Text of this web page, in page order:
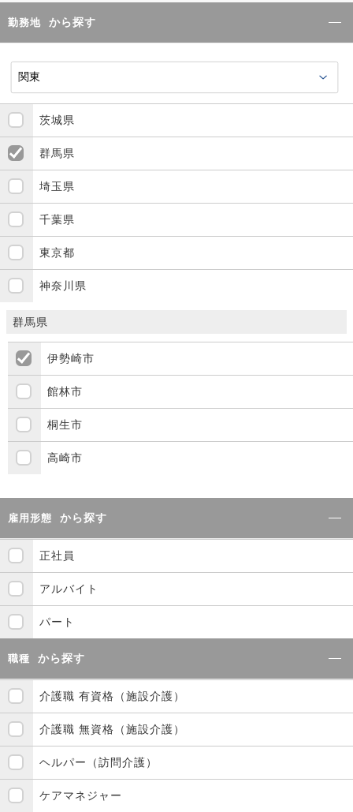
勤務地 から探す
茨城県
群馬県
埼玉県
千葉県
東京都
神奈川県
群馬県
伊勢崎市
館林市
桐生市
高崎市
雇用形態 から探す
正社員
アルバイト
パート
職種 から探す
介護職 有資格（施設介護）
介護職 無資格（施設介護）
ヘルパー（訪問介護）
ケアマネジャー